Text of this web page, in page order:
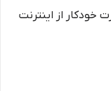
خودکار از اینترنت